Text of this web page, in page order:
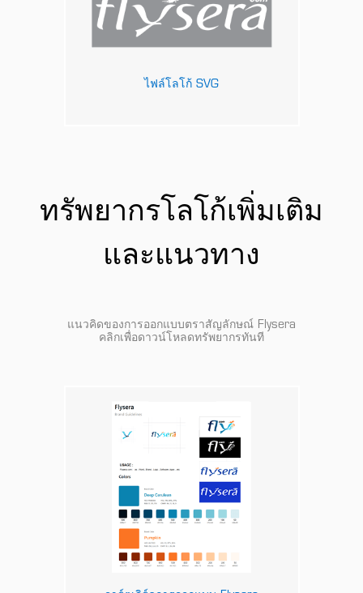
ไฟล์โลโก้ SVG
ทรัพยากรโลโก้เพิ่มเติม
และแนวทาง
แนวคิดของการออกแบบตราสัญลักษณ์ Flysera
คลิกเพื่อดาวน์โหลดทรัพยากรทันที